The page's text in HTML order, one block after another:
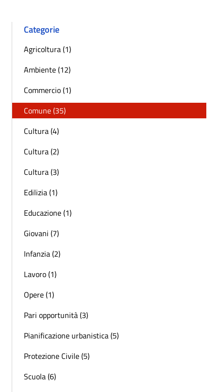
Categorie
Agricoltura (1)
Ambiente (12)
Commercio (1)
Comune (35)
Cultura (4)
Cultura (2)
Cultura (3)
Edilizia (1)
Educazione (1)
Giovani (7)
Infanzia (2)
Lavoro (1)
Opere (1)
Pari opportunità (3)
Pianificazione urbanistica (5)
Protezione Civile (5)
Scuola (6)